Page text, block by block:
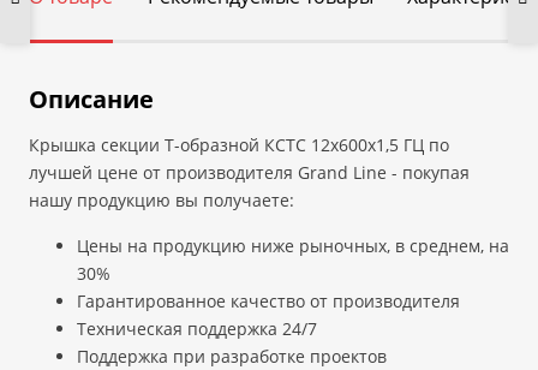
Описание
Крышка секции T-образной КСТС 12х600х1,5 ГЦ по
лучшей цене от производителя Grand Line - покупая
нашу продукцию вы получаете:
Цены на продукцию ниже рыночных, в среднем, на
30%
Гарантированное качество от производителя
Техническая поддержка 24/7
Поддержка при разработке проектов